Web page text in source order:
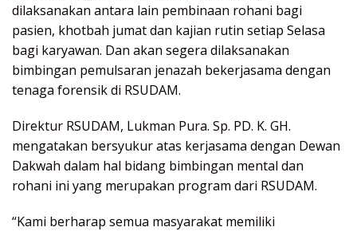
dilaksanakan antara lain pembinaan rohani bagi
pasien, khotbah jumat dan kajian rutin setiap Selasa
bagi karyawan. Dan akan segera dilaksanakan
bimbingan pemulsaran jenazah bekerjasama dengan
tenaga forensik di RSUDAM.
Direktur RSUDAM, Lukman Pura. Sp. PD. K. GH.
mengatakan bersyukur atas kerjasama dengan Dewan
Dakwah dalam hal bidang bimbingan mental dan
rohani ini yang merupakan program dari RSUDAM.
“Kami berharap semua masyarakat memiliki